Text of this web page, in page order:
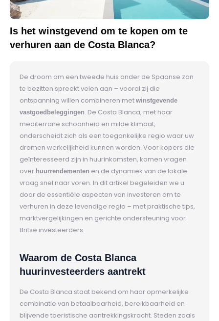
Is het winstgevend om te kopen om te
verhuren aan de Costa Blanca?
De droom om een tweede huis onder de Spaanse zon
te bezitten spreekt velen aan – vooral zij die
ontspanning willen combineren met winstgevende
vastgoedbeleggingen. De Costa Blanca, met haar
mediterrane schoonheid en milde klimaat,
onderscheidt zich als een toegankelijke regio waar uw
dromen werkelijkheid kunnen worden. Voor kopers die
geïnteresseerd zijn in huurinkomsten, komen vragen
over huurrendementen en de dynamiek van de lokale
vraag snel naar voren. In dit artikel begeleiden we u
door de essentiële aspecten van investeren om te
verhuren in deze levendige regio – met praktische tips,
marktvergelijkingen en gerichte ondersteuning voor
Britse investeerders.
Waarom de Costa Blanca
huurinvesteerders aantrekt
De Costa Blanca staat bekend om haar opmerkelijke
combinatie van betaalbaarheid, bereikbaarheid en
blijvende toeristische aantrekkingskracht. Steden zoals